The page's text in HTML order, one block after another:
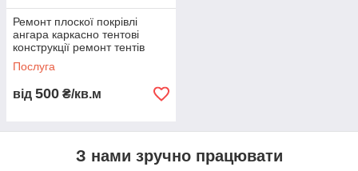
Отримати консультацію
Ремонт плоскої покрівлі
ангара каркасно тентові
конструкції ремонт тентів
ангарів герметизація
протікань ПВХ матеріал
Послуга
від 500 ₴/кв.м
З нами зручно працювати